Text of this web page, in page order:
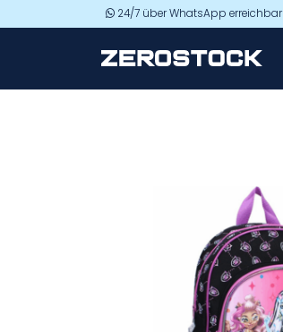
Skip to main content24/7 über WhatsApp erreichbar